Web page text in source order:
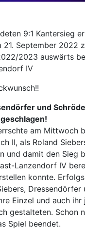
9:1 Kantersieg
21. September 2022
2023 auswärts
IV
und
am Mittwoch
II, als Roland
und damit den Sieg
Lanzendorf IV
konnte.
Dressendörfer
Einzel und auch ihr
gestalteten. Schon
Spiel beendet.